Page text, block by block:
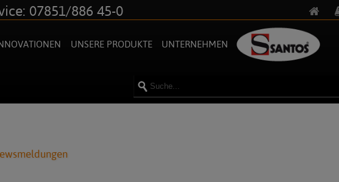
07851/886 45-0
UNSERE PRODUKTE UNTERNEHMEN